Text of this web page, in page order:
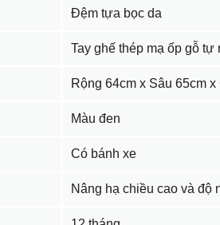
Đệm tựa bọc da
Tay ghế thép mạ ốp gỗ tự
Rộng 64cm x Sâu 65cm x
Màu đen
Có bánh xe
Nâng hạ chiều cao và độ